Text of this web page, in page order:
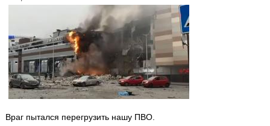
Враг пытался перегрузить нашу ПВО.